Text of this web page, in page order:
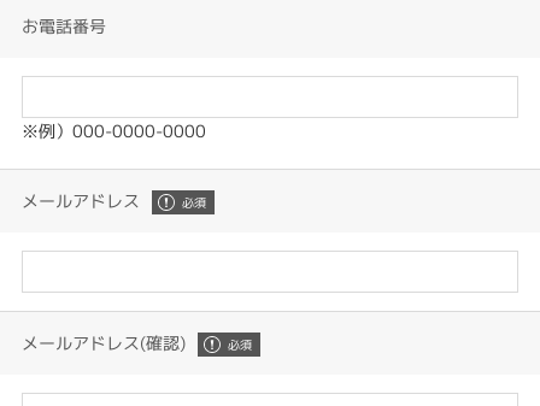
お電話番号
※例）000-0000-0000
メールアドレス
メールアドレス(確認)